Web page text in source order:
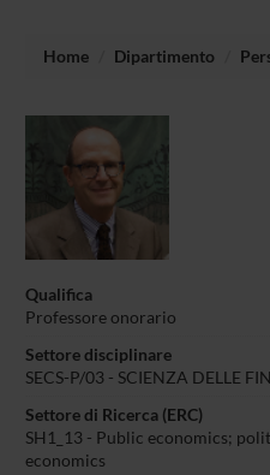
Home Dipartimento
Qualifica
Professore onorario
Settore disciplinare
SECS-P/03 - SCIENZA DELLE
Settore di Ricerca (ERC)
SH1_13 - Public economics;
economics